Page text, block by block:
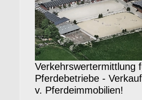
Verkehrswertermittlung
Pferdebetriebe -
v. Pferdeimmobilien!